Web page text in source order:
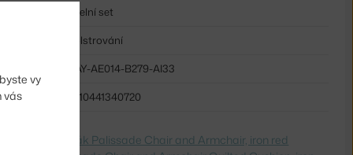
Jídelní set
Polstrování
HAY-AE014-B279-AI33
5710441340720
na
Podsedák Palissade Chair and Armchair, iron red
vy
vás